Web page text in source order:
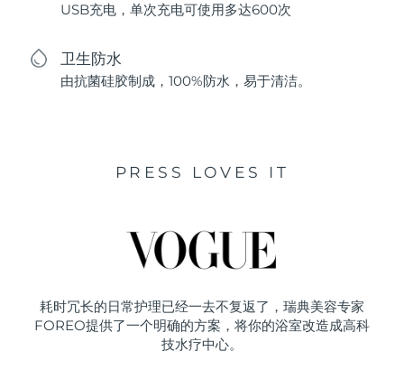
USB充电，单次充电可使用多达600次
卫生防水
由抗菌硅胶制成，100%防水，易于清洁。
PRESS LOVES IT
耗时冗长的日常护理已经一去不复返了，瑞典美容专家
FOREO提供了一个明确的方案，将你的浴室改造成高科
技水疗中心。